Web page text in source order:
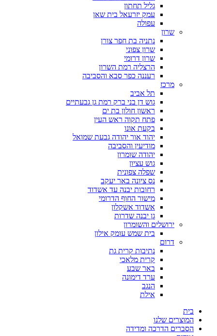
גליל תחתון
עמק יזרעאל בית שאן
עפולה
שרון
נתניה בת חפר צורן
שרון צפוני
שרון דרומי
הרצליה רמת השרון
רעננה כפר סבא והסביבה
מרכז
תל אביב
גוש דן בני ברק רמת גן גבעתיים
ראשון חולון בת ים
פתח תקוה ראש העין
בקעת אונו
יהוד אור יהודה גבעת שמואל
מודיעין והסביבה
יהודה שומרון
גוש עציון
שפלה צפונית
נס ציונה באר יעקב
רחובות יבנה עד אשדוד
מישור החוף הדרומי
אשדוד אשקלון
גן יבנה שדרות
ירושלים והשומרון
בית שמש עומק אילון
דרום
נתיבות קרית גת
קרית מלאכי
באר שבע
ערד דימונה
הנגב
אילת
בית
המוצרים שלנו
הסברים הדרכה ומדידה